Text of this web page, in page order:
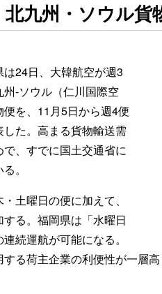
北九州・ソウル貨
は24日、大韓航空が週3
-ソウル（仁川国際空
を、11月5日から週4便
た。高まる貨物輸送需
、すでに国土交通省に
。
土曜日の便に加えて、
る。福岡県は「水曜日
続運航が可能になる。
る荷主企業の利便性が一層